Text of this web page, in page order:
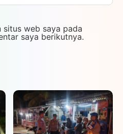
situs web saya pada
saya berikutnya.